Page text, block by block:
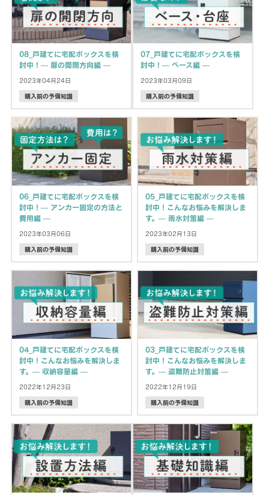
08_戸建てに宅配ボックスを検
討中！— 扉の開閉方向編 —
2023年04月24日
購入前の予備知識
07_戸建てに宅配ボックスを検
討中！— ベース編 —
2023年03月09日
購入前の予備知識
06_戸建てに宅配ボックスを検
討中！— アンカー固定の方法と
費用編 —
2023年03月06日
購入前の予備知識
05_戸建てに宅配ボックスを検
討中！こんなお悩みを解決しま
す。— 雨水対策編 —
2023年02月13日
購入前の予備知識
04_戸建てに宅配ボックスを検
討中！こんなお悩みを解決しま
す。— 収納容量編 —
2022年12月23日
購入前の予備知識
03_戸建てに宅配ボックスを検
討中！こんなお悩みを解決しま
す。— 盗難防止対策編 —
2022年12月19日
購入前の予備知識